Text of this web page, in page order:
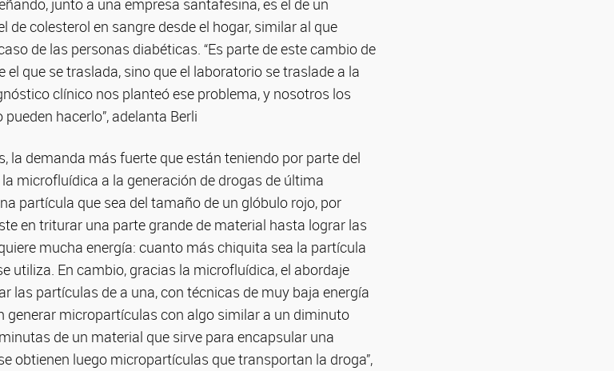
junto a una empresa santafesina, es el de un
colesterol en sangre desde el hogar, similar al que
de las personas diabéticas. “Es parte de este cambio de
el que se traslada, sino que el laboratorio se traslade a la
clínico nos planteó ese problema, y nosotros los
hacerlo”, adelanta Berli
la demanda más fuerte que están teniendo por parte del
microfluídica a la generación de drogas de última
partícula que sea del tamaño de un glóbulo rojo, por
en triturar una parte grande de material hasta lograr las
mucha energía: cuanto más chiquita sea la partícula
utiliza. En cambio, gracias la microfluídica, el abordaje
las partículas de a una, con técnicas de muy baja energía
generar micropartículas con algo similar a un diminuto
de un material que sirve para encapsular una
obtienen luego micropartículas que transportan la droga”,